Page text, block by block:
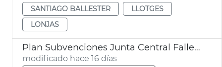
SANTIAGO BALLESTER
LLOTGES
LONJAS
Plan Subvenciones Junta Central Fallera València
modificado hace 16 días